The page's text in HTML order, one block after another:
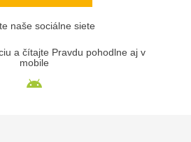
naše sociálne siete
a čítajte Pravdu pohodlne aj v
mobile